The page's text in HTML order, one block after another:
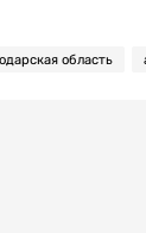
область